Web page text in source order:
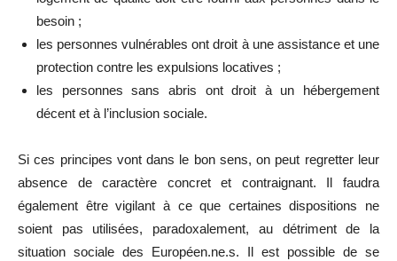
besoin ;
les personnes vulnérables ont droit à une assistance et une
protection contre les expulsions locatives ;
les personnes sans abris ont droit à un hébergement
décent et à l’inclusion sociale.
Si ces principes vont dans le bon sens, on peut regretter leur
absence de caractère concret et contraignant. Il faudra
également être vigilant à ce que certaines dispositions ne
soient pas utilisées, paradoxalement, au détriment de la
situation sociale des Européen.ne.s. Il est possible de se